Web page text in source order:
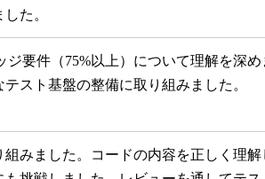
た。
要件（75%以上）について理解を深
スト基盤の整備に取り組みました。
みました。コードの内容を正しく理